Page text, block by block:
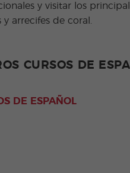
y visitar los
arrecifes de coral.
CURSOS DE
DE ESPAÑOL